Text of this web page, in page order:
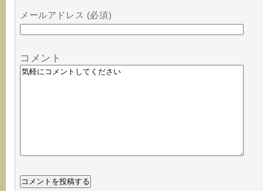
メールアドレス (必須)
コメント